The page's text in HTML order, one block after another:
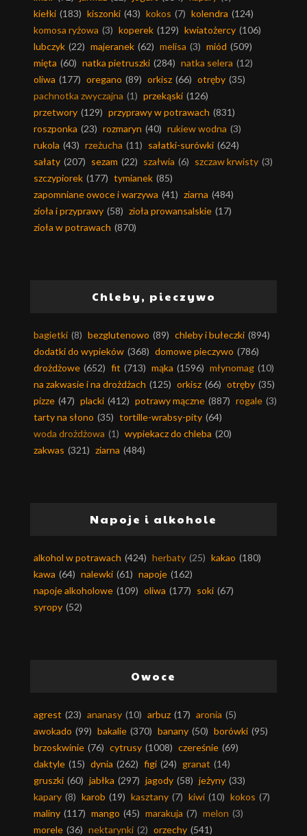
kiełki (183) kiszonki (43) kokos (7) kolendra (124)
komosa ryżowa (3) koperek (129) kwiatożercy (106)
lubczyk (22) majeranek (62) melisa (3) miód (509)
mięta (60) natka pietruszki (284) natka selera (12)
oliwa (177) oregano (89) orkisz (66) otręby (35)
pachnotka zwyczajna (1) przekąski (126)
przetwory (129) przyprawy w potrawach (831)
roszponka (23) rozmaryn (40) rukiew wodna (3)
rukola (43) rzeżucha (11) sałatki-surówki (624)
sałaty (207) sezam (22) szałwia (6) szczaw krwisty (3)
szczypiorek (177) tymianek (85)
zapomniane owoce i warzywa (41) ziarna (484)
zioła i przyprawy (58) zioła prowansalskie (17)
zioła w potrawach (870)
Chleby, pieczywo
bagietki (8) bezglutenowo (89) chleby i bułeczki (894)
dodatki do wypieków (368) domowe pieczywo (786)
drożdżowe (652) fit (713) mąka (1596) młynomag (10)
na zakwasie i na drożdżach (125) orkisz (66) otręby (35)
pizze (47) placki (412) potrawy mączne (887) rogale (3)
tarty na słono (35) tortille-wrabsy-pity (64)
woda drożdżowa (1) wypiekacz do chleba (20)
zakwas (321) ziarna (484)
Napoje i alkohole
alkohol w potrawach (424) herbaty (25) kakao (180)
kawa (64) nalewki (61) napoje (162)
napoje alkoholowe (109) oliwa (177) soki (67)
syropy (52)
Owoce
agrest (23) ananasy (10) arbuz (17) aronia (5)
awokado (99) bakalie (370) banany (50) borówki (95)
brzoskwinie (76) cytrusy (1008) czereśnie (69)
daktyle (15) dynia (262) figi (24) granat (14)
gruszki (60) jabłka (297) jagody (58) jeżyny (33)
kapary (8) karob (19) kasztany (7) kiwi (10) kokos (7)
maliny (117) mango (45) marakuja (7) melon (3)
morele (36) nektarynki (2) orzechy (541)